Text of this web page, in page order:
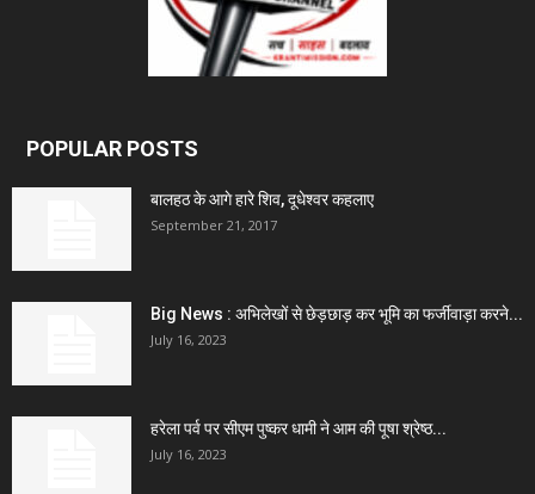
POPULAR POSTS
बालहठ के आगे हारे शिव, दूधेश्वर कहलाए
September 21, 2017
Big News : अभिलेखों से छेड़छाड़ कर भूमि का फर्जीवाड़ा करने...
July 16, 2023
हरेला पर्व पर सीएम पुष्कर धामी ने आम की पूषा श्रेष्ठ...
July 16, 2023